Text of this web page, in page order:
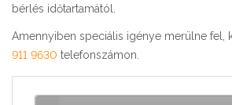
bérlés időtartamától.
Amennyiben speciális igénye merülne fel,
911 9630 telefonszámon.